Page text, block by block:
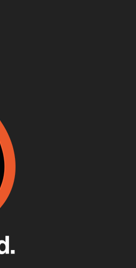
és homár
meghálálja!